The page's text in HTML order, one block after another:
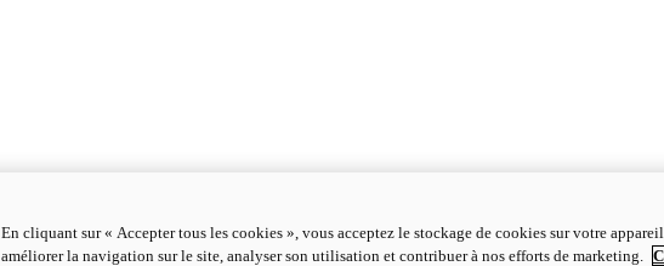
En cliquant sur « Accepter tous les cookies », vous acceptez le stockage de cookies sur votre
améliorer la navigation sur le site, analyser son utilisation et contribuer à nos efforts de marketing.